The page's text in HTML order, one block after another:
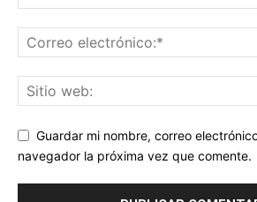
Guardar mi nombre, correo
navegador la próxima vez que comente.